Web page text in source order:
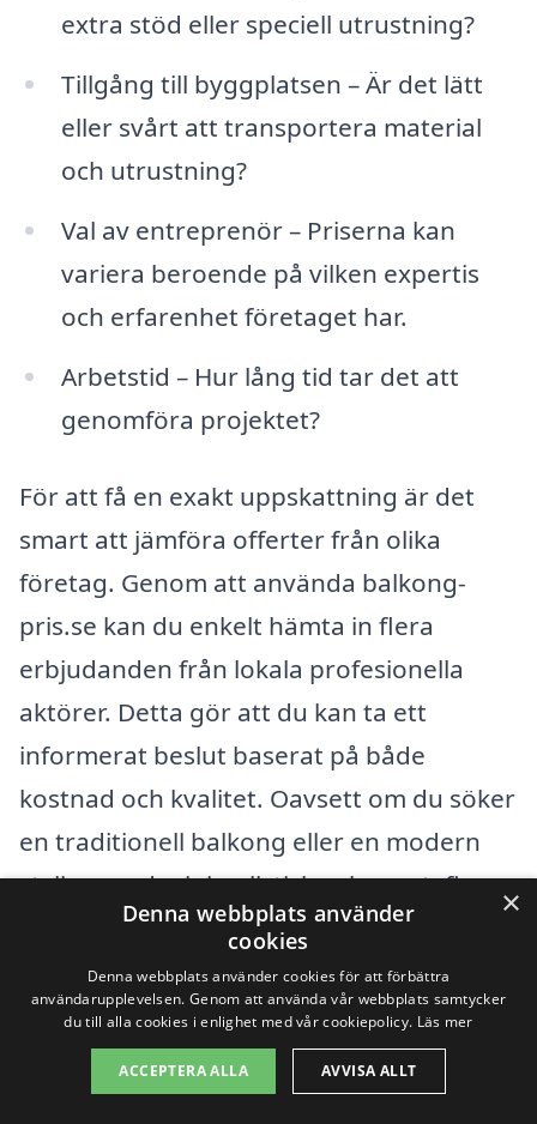
extra stöd eller speciell utrustning?
Tillgång till byggplatsen – Är det lätt
eller svårt att transportera material
och utrustning?
Val av entreprenör – Priserna kan
variera beroende på vilken expertis
och erfarenhet företaget har.
Arbetstid – Hur lång tid tar det att
genomföra projektet?
För att få en exakt uppskattning är det
smart att jämföra offerter från olika
företag. Genom att använda balkong-
pris.se kan du enkelt hämta in flera
erbjudanden från lokala profesionella
aktörer. Detta gör att du kan ta ett
informerat beslut baserat på både
kostnad och kvalitet. Oavsett om du söker
en traditionell balkong eller en modern
styling med minimalistiska element, finns
det många alternativ att överväga. I
Dorotea finns det kunniga fackmän som
kan hjälpa dig att förverkliga dina idéer till
en rimlig kostnad.
×
Denna webbplats använder
cookies
Denna webbplats använder cookies för att förbättra
användarupplevelsen. Genom att använda vår webbplats samtycker
du till alla cookies i enlighet med vår cookiepolicy. Läs mer
ACCEPTERA ALLA AVVISA ALLT